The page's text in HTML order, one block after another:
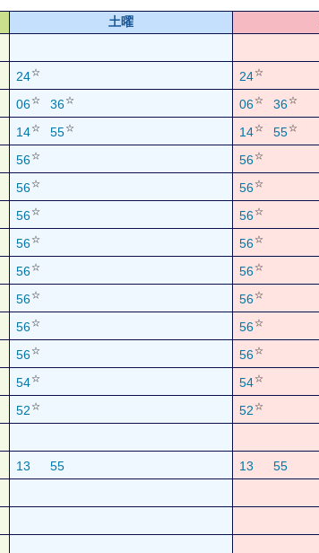
土曜
24☆ 24☆
06☆ 36☆ 06☆ 36☆
14☆ 55☆ 14☆ 55☆
56☆ 56☆
56☆ 56☆
56☆ 56☆
56☆ 56☆
56☆ 56☆
56☆ 56☆
56☆ 56☆
56☆ 56☆
54☆ 54☆
52 ☆ 52 ☆
13 55 13
55